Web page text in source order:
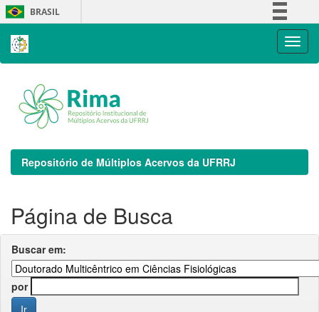
Skip
navigation
BRASIL
Repositório de Múltiplos Acervos da UFRRJ
Página de Busca
Buscar em:
por